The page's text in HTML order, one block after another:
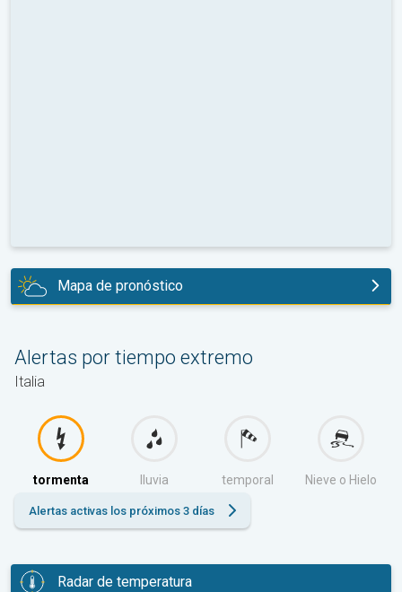
Mapa de pronóstico
Alertas por tiempo extremo
Italia
tormenta lluvia temporal Nieve o Hielo
Alertas activas los próximos 3 días
Radar de temperatura